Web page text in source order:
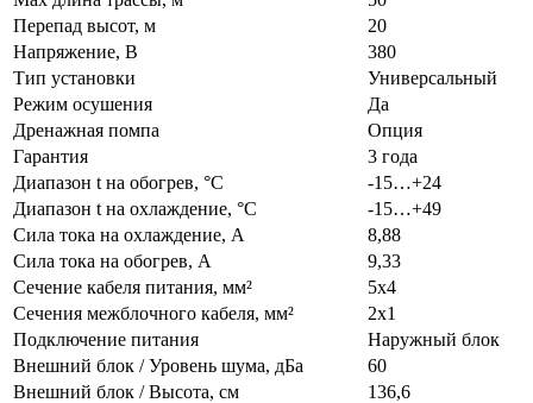
Перепад высот, м
20
Напряжение, В
380
Тип установки
Универсальный
Режим осушения
Да
Дренажная помпа
Опция
Гарантия
3 года
Диапазон t на обогрев, °С
-15…+24
Диапазон t на охлаждение, °С
-15…+49
Сила тока на охлаждение, А
8,88
Сила тока на обогрев, А
9,33
Сечение кабеля питания, мм²
5x4
Сечения межблочного кабеля, мм²
2x1
Подключение питания
Наружный блок
Внешний блок / Уровень шума, дБа
60
Внешний блок / Высота, см
136,6